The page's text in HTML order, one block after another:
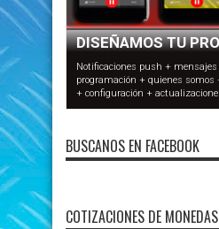
BUSCANOS EN FACEBOOK
COTIZACIONES DE MONEDAS